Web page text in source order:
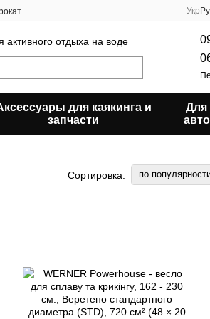
Укр
активного отдыха на воде
для каякинга и
запчасти
Для
авто
Сортировка: по